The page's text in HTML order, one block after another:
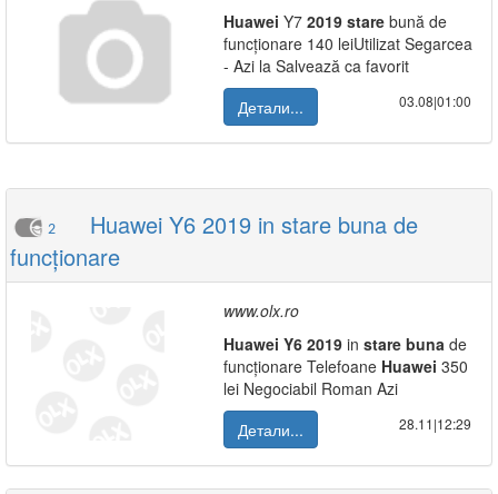
Huawei Y7 2019 stare bună de
funcționare 140 leiUtilizat Segarcea
- Azi la Salvează ca favorit
Детали...
03.08|01:00
2
Huawei Y6 2019 in stare buna de
funcționare
www.olx.ro
Huawei Y6 2019 in stare buna de
funcționare Telefoane Huawei 350
lei Negociabil Roman Azi
Детали...
28.11|12:29